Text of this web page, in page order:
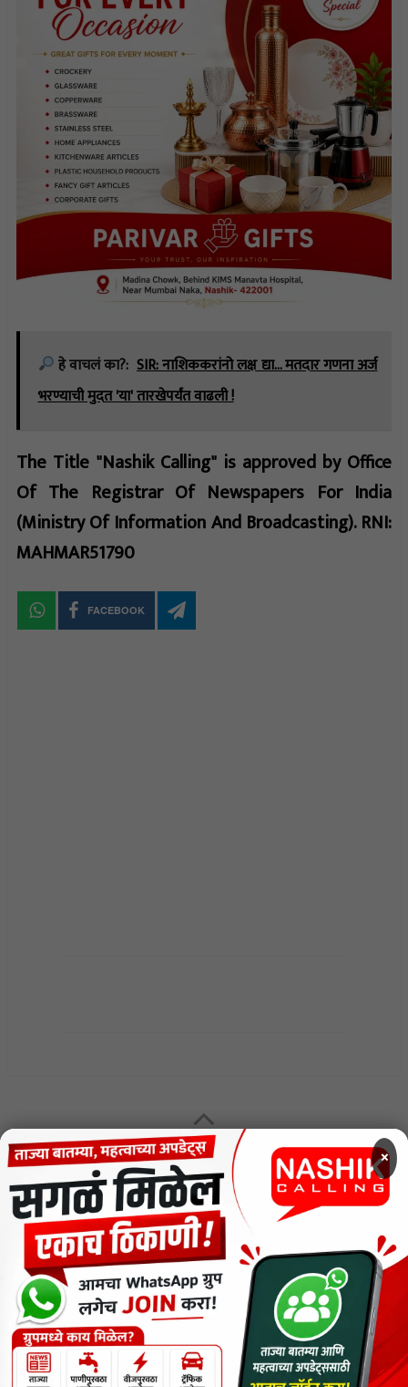
हे वाचलं का?: SIR: नाशिककरांनो लक्ष द्या... मतदार गणना अर्ज
भरण्याची मुदत 'या' तारखेपर्यंत वाढली !
The Title "Nashik Calling" is approved by Office
Of The Registrar Of Newspapers For India
(Ministry Of Information And Broadcasting). RNI:
MAHMAR51790
FACEBOOK
MENU
CODE OF ETHICS FOR DIGITAL NEWS WEBSITES
Contact Us
Privacy Policy
Short News
ThemeNcode PDF Viewer SC [Do not Delete]
×